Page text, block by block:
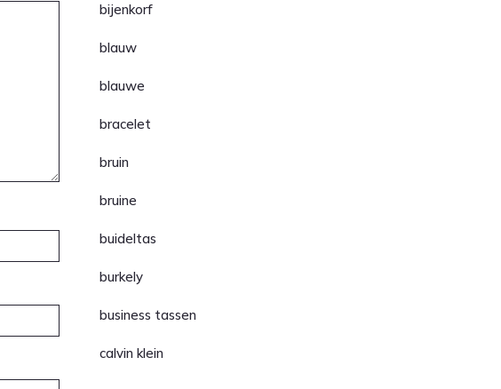
bijenkorf
blauw
blauwe
bracelet
bruin
bruine
buideltas
burkely
business tassen
calvin klein